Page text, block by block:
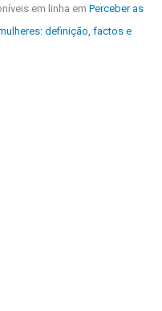
em linha em Perceber as
definição, factos e